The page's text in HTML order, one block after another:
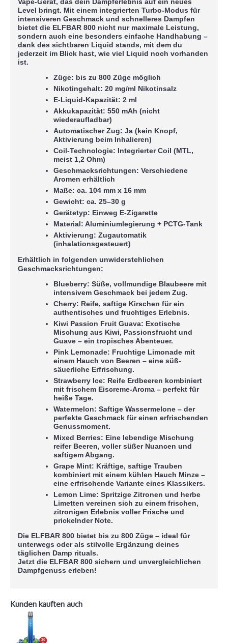
Level bringt. Mit einem integrierten Turbo-Modus für
intensiveren Geschmack und schnelleres Dampfen
bietet die ELFBAR 800 nicht nur maximale Leistung,
sondern auch eine besonders einfache Handhabung –
dank des sichtbaren Liquid stands, mit dem du
jederzeit im Blick hast, wie viel Liquid noch vorhanden
ist.
Züge: bis zu 800 Züge möglich
Nikotingehalt: 20 mg/ml Nikotinsalz
E-Liquid-Kapazität: 2 ml
Akkukapazität: 550 mAh (nicht
wiederaufladbar)
Automatischer Zug: Ja (kein Knopf,
Aktivierung beim Inhalieren)
Coil-Technologie: Integrierter Coil (MTL,
meist 1,2 Ohm)
Geschmacksrichtungen: Verschiedene
Aromen erhältlich
Maße: ca. 104 mm x 16 mm
Gewicht: ca. 25–30 g
Gerätetyp: Einweg E-Zigarette
Material: Aluminiumlegierung + PCTG-Tank
Aktivierung: Zugautomatik
(inhalationsgesteuert)
Erhältlich in folgenden unwiderstehlichen
Geschmacksrichtungen:
Blueberry: Süße, vollmundige Blaubeere mit
intensivem Geschmack bei jedem Zug.
Cherry: Reife, saftige Kirschen für ein
authentisches und fruchtiges Erlebnis.
Kiwi Passion Fruit Guava: Exotische
Mischung aus Kiwi, Passionsfrucht und
Guave – ein tropisches Abenteuer.
Pink Lemonade: Fruchtige Limonade mit
einem Hauch von Beeren – eine süß-
säuerliche Erfrischung.
Strawberry Ice: Reife Erdbeeren kombiniert
mit frischem Eiscreme-Aroma – perfekt für
heiße Tage.
Watermelon: Saftige Wassermelone – der
perfekte Geschmack für einen erfrischenden
Genussmoment.
Mixed Berries: Eine lebendige Mischung
reifer Beeren, voller süßer Nuancen und
saftigem Abgang.
Grape Mint: Kräftige, saftige Trauben
kombiniert mit einem kühlen Hauch Minze –
eine erfrischende Variante eines Klassikers.
Lemon Lime: Spritzige Zitronen und herbe
Limetten vereinen sich zu einem frischen,
zitronigen Erlebnis voller Frische und
prickelnder Note.
Die ELFBAR 800 bietet bis zu 800 Züge – ideal für
unterwegs oder als stilvolle Ergänzung deines
täglichen Damp rituals.
Jetzt die ELFBAR 800 sichern und unvergleichlichen
Dampfgenuss erleben!
Kunden kauften auch